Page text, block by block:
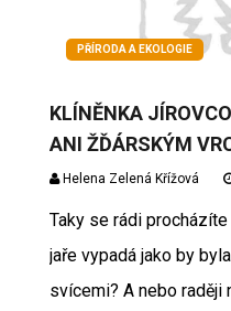
PŘÍRODA A EKOLOGIE
KLÍNĚNKA
ANI ŽĎÁRSKÝM
Helena Zelená Křížová
Taky se rádi
jaře vypadá jako by
svícemi? A nebo